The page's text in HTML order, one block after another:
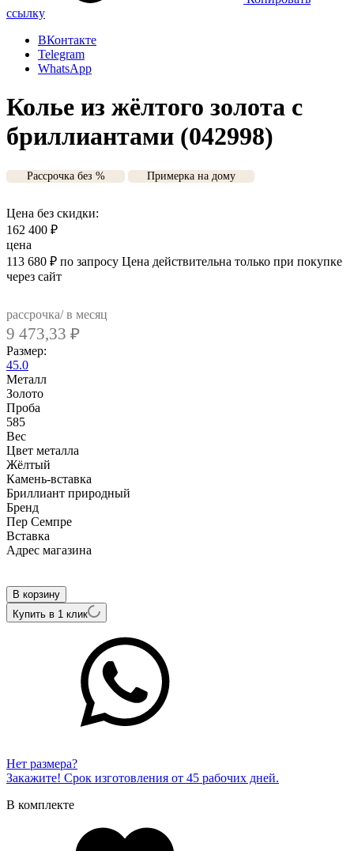
ссылку
ВКонтакте
Telegram
WhatsApp
Колье из жёлтого золота с
бриллиантами (042998)
Рассрочка без % Примерка на дому
Цена без скидки:
162 400 ₽
цена
113 680 ₽ по запросу Цена действительна только при покупке
через сайт
рассрочка/ в месяц
9 473,33 ₽
Размер:
45.0
Металл
Золото
Проба
585
Вес
Цвет металла
Жёлтый
Камень-вставка
Бриллиант природный
Бренд
Пер Семпре
Вcтавка
Адрес магазина
В корзину
Купить в 1 клик
Нет размера?
Закажите! Срок изготовления от 45 рабочих дней.
В комплекте